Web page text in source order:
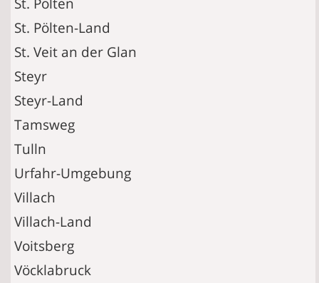
St. Pölten-Land
St. Veit an der Glan
Steyr
Steyr-Land
Tamsweg
Tulln
Urfahr-Umgebung
Villach
Villach-Land
Voitsberg
Vöcklabruck